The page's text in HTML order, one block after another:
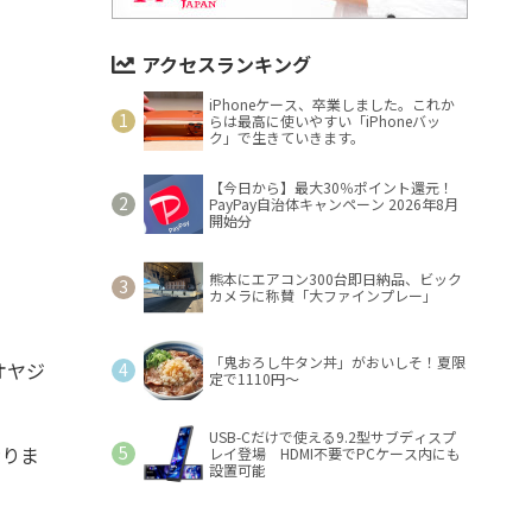
ヤジ
ま
アクセスランキング
iPhoneケース、卒業しました。これか
らは最高に使いやすい「iPhoneバッ
ク」で生きていきます。
【今日から】最大30％ポイント還元！
PayPay自治体キャンペーン 2026年8月
開始分
熊本にエアコン300台即日納品、ビック
カメラに称賛「大ファインプレー」
「鬼おろし牛タン丼」がおいしそ！夏限
定で1110円～
USB-Cだけで使える9.2型サブディスプ
レイ登場 HDMI不要でPCケース内にも
設置可能